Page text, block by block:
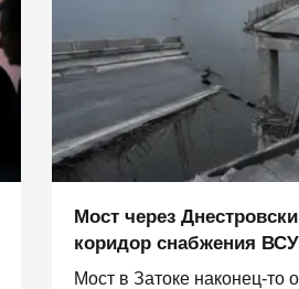
Мост через
коридор снабжения
Мост в Затоке наконец-то